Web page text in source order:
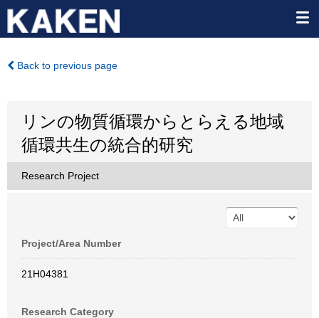
Back to previous page
リンの物質循環からとらえる地域
循環共生の統合的研究
Research Project
Project/Area Number
21H04381
Research Category